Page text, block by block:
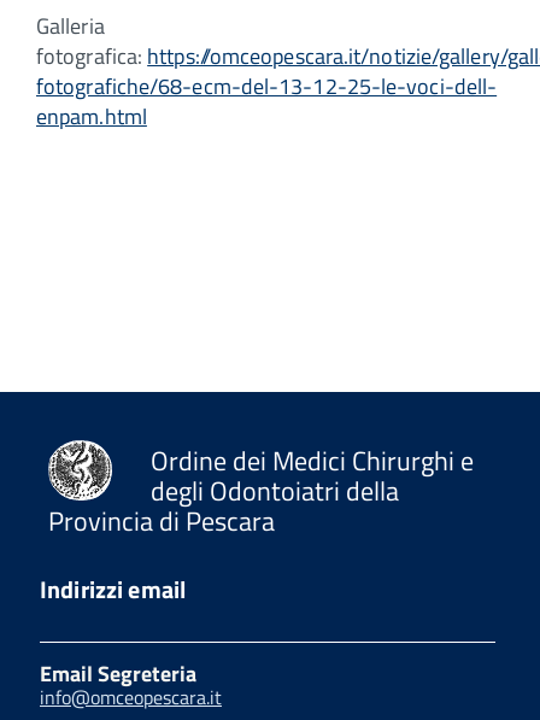
Galleria
fotografica: https://omceopescara.it/notizie/gallery/
fotografiche/68-ecm-del-13-12-25-le-voci-dell-
enpam.html
Ordine dei Medici Chirurghi e
degli Odontoiatri della
Provincia di Pescara
Indirizzi email
Email Segreteria
info@omceopescara.it